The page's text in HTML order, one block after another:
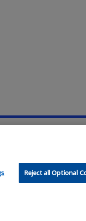
Organisation
Einzelheiten über die
Reject all Optional